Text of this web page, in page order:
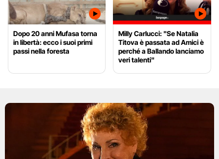
Dopo 20 anni Mufasa torna
in libertà: ecco i suoi primi
passi nella foresta
Milly Carlucci: "Se Natalia
Titova è passata ad Amici è
perché a Ballando lanciamo
veri talenti"